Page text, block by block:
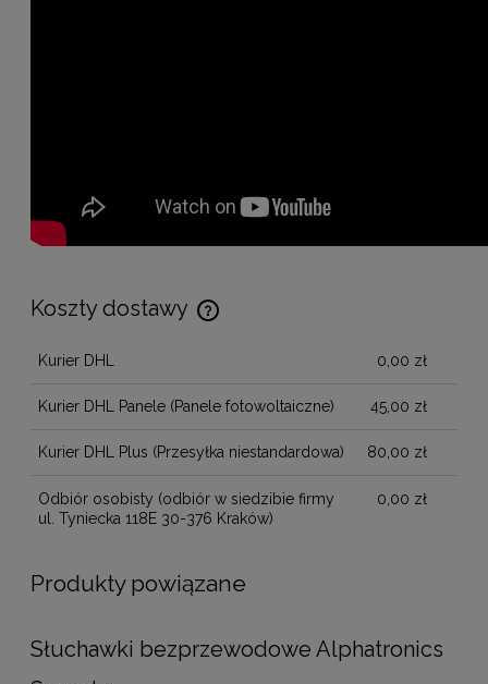
Koszty dostawy
Cena nie zawiera ewentualnych kosztów płatności
Kurier DHL 0,00 zł
Kurier DHL Panele (Panele fotowoltaiczne) 45,00 zł
Kurier DHL Plus (Przesyłka niestandardowa) 80,00 zł
Odbiór osobisty (odbiór w siedzibie firmy
ul. Tyniecka 118E 30-376 Kraków)
0,00 zł
Produkty powiązane
Słuchawki bezprzewodowe Alphatronics